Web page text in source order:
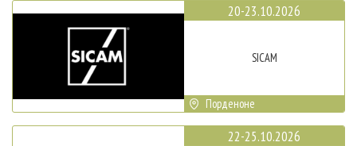
20-23.10.2026
SICAM
Порденоне
22-25.10.2026